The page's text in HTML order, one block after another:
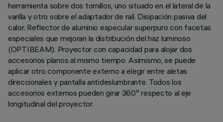
herramienta sobre dos tornillos, uno situado en el lateral de la
varilla y otro sobre el adaptador de raíl. Disipación pasiva del
calor. Reflector de aluminio especular superpuro con facetas
especiales que mejoran la distribución del haz luminoso
(OPTIBEAM). Proyector con capacidad para alojar dos
accesorios planos al mismo tiempo. Asimismo, se puede
aplicar otro componente externo a elegir entre aletas
direccionales y pantalla antideslumbrante. Todos los
accesorios externos pueden girar 360º respecto al eje
longitudinal del proyector.